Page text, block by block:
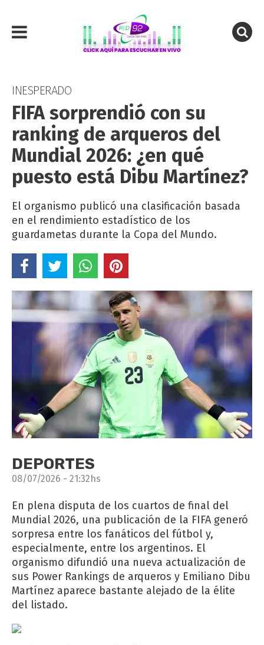
INESPERADO
FIFA sorprendió con su
ranking de arqueros del
Mundial 2026: ¿en qué
puesto está Dibu Martínez?
El organismo publicó una clasificación basada
en el rendimiento estadístico de los
guardametas durante la Copa del Mundo.
DEPORTES
08/07/2026 - 21:32hs
En plena disputa de los cuartos de final del
Mundial 2026, una publicación de la FIFA generó
sorpresa entre los fanáticos del fútbol y,
especialmente, entre los argentinos. El
organismo difundió una nueva actualización de
sus Power Rankings de arqueros y Emiliano Dibu
Martínez aparece bastante alejado de la élite
del listado.